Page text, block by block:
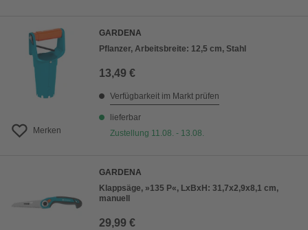
Merken
GARDENA
Pflanzer, Arbeitsbreite: 12,5 cm, Stahl
13,49 €
Verfügbarkeit im Markt prüfen
lieferbar
Zustellung 11.08. - 13.08.
GARDENA
Klappsäge, »135 P«, LxBxH: 31,7x2,9x8,1 cm,
manuell
29,99 €